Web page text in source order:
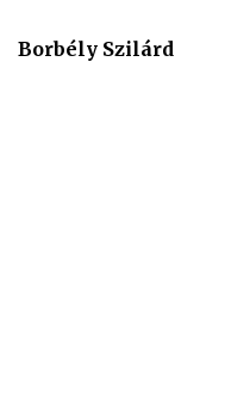
Borbély Szilárd